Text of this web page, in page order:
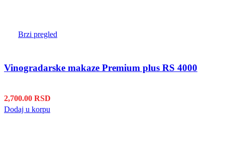
Brzi pregled
Vinogradarske makaze Premium plus RS 4000
2,700.00 RSD
Dodaj u korpu